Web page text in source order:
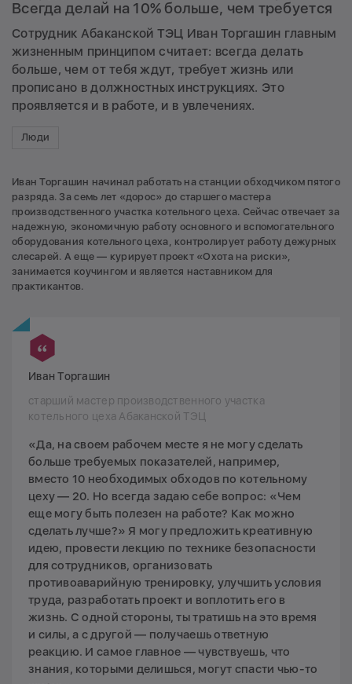
Всегда делай на 10% больше, чем требуется
Сотрудник Абаканской ТЭЦ Иван Торгашин главным
жизненным принципом считает: всегда делать
больше, чем от тебя ждут, требует жизнь или
прописано в должностных инструкциях. Это
проявляется и в работе, и в увлечениях.
Люди
Иван Торгашин начинал работать на станции обходчиком пятого
разряда. За семь лет «дорос» до старшего мастера
производственного участка котельного цеха. Сейчас отвечает за
надежную, экономичную работу основного и вспомогательного
оборудования котельного цеха, контролирует работу дежурных
слесарей. А еще — курирует проект «Охота на риски»,
занимается коучингом и является наставником для
практикантов.
Иван Торгашин
старший мастер производственного участка
котельного цеха Абаканской ТЭЦ
«Да, на своем рабочем месте я не могу сделать
больше требуемых показателей, например,
вместо 10 необходимых обходов по котельному
цеху — 20. Но всегда задаю себе вопрос: «Чем
еще могу быть полезен на работе? Как можно
сделать лучше?» Я могу предложить креативную
идею, провести лекцию по технике безопасности
для сотрудников, организовать
противоаварийную тренировку, улучшить условия
труда, разработать проект и воплотить его в
жизнь. С одной стороны, ты тратишь на это время
и силы, а с другой — получаешь ответную
реакцию. И самое главное — чувствуешь, что
знания, которыми делишься, могут спасти чью-то